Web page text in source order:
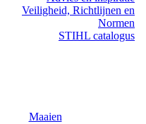
Veiligheid, Richtlijnen en
Normen
STIHL catalogus
Maaien